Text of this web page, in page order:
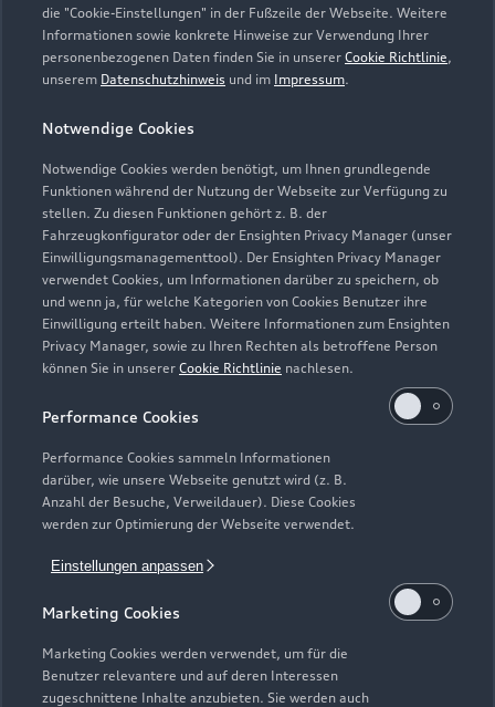
die "Cookie-Einstellungen" in der Fußzeile der Webseite. Weitere
Informationen sowie konkrete Hinweise zur Verwendung Ihrer
personenbezogenen Daten finden Sie in unserer Cookie Richtlinie,
unserem Datenschutzhinweis und im Impressum.
Notwendige Cookies
Notwendige Cookies werden benötigt, um Ihnen grundlegende
Funktionen während der Nutzung der Webseite zur Verfügung zu
stellen. Zu diesen Funktionen gehört z. B. der
Fahrzeugkonfigurator oder der Ensighten Privacy Manager (unser
Einwilligungsmanagementtool). Der Ensighten Privacy Manager
verwendet Cookies, um Informationen darüber zu speichern, ob
und wenn ja, für welche Kategorien von Cookies Benutzer ihre
Einwilligung erteilt haben. Weitere Informationen zum Ensighten
Privacy Manager, sowie zu Ihren Rechten als betroffene Person
können Sie in unserer Cookie Richtlinie nachlesen.
Performance Cookies
Performance Cookies sammeln Informationen
darüber, wie unsere Webseite genutzt wird (z. B.
Anzahl der Besuche, Verweildauer). Diese Cookies
werden zur Optimierung der Webseite verwendet.
Einstellungen anpassen
Marketing Cookies
Marketing Cookies werden verwendet, um für die
Benutzer relevantere und auf deren Interessen
zugeschnittene Inhalte anzubieten. Sie werden auch
Servicetermin vereinbaren
Autotreff Hille GmbH
Servicepartner e-tron
J.-Andreas-Schubert-Straße 15
02730 Ebersbach
auto-hille@t-online.de